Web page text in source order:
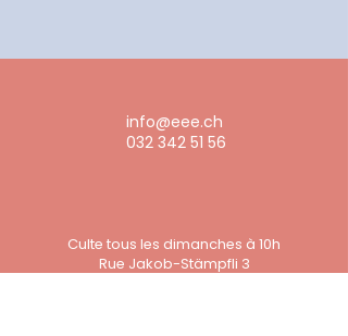
info@eee.ch
032 342 51 56
Culte tous les dimanches à 10h
Rue Jakob-Stämpfli 3